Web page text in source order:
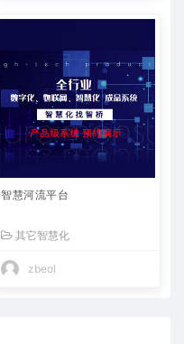
智慧河流平台
其它智慧化
zbeol